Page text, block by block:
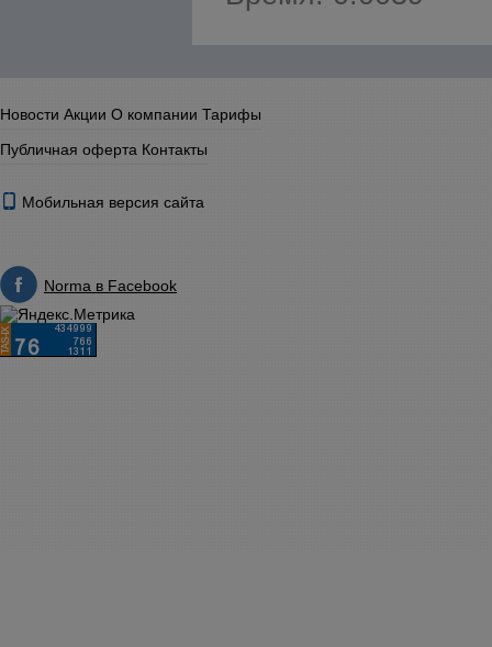
Новости Акции О компании Тарифы
Публичная оферта Контакты
Мобильная версия сайта
Norma в Facebook